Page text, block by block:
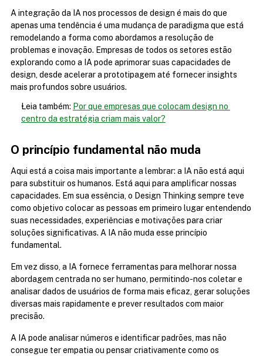
A integração da IA nos processos de design é mais do que
apenas uma tendência é uma mudança de paradigma que está
remodelando a forma como abordamos a resolução de
problemas e inovação. Empresas de todos os setores estão
explorando como a IA pode aprimorar suas capacidades de
design, desde acelerar a prototipagem até fornecer insights
mais profundos sobre usuários.
Leia também: Por que empresas que colocam design no
centro da estratégia criam mais valor?
O princípio fundamental não muda
Aqui está a coisa mais importante a lembrar: a IA não está aqui
para substituir os humanos. Está aqui para amplificar nossas
capacidades. Em sua essência, o Design Thinking sempre teve
como objetivo colocar as pessoas em primeiro lugar entendendo
suas necessidades, experiências e motivações para criar
soluções significativas. A IA não muda esse princípio
fundamental.
Em vez disso, a IA fornece ferramentas para melhorar nossa
abordagem centrada no ser humano, permitindo-nos coletar e
analisar dados de usuários de forma mais eficaz, gerar soluções
diversas mais rapidamente e prever resultados com maior
precisão.
A IA pode analisar números e identificar padrões, mas não
consegue ter empatia ou pensar criativamente como os